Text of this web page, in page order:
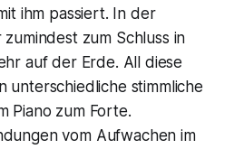
ihm passiert. In der
zumindest zum Schluss in
auf der Erde. All diese
unterschiedliche stimmliche
Piano zum Forte.
vom Aufwachen im